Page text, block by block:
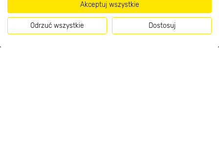
Akceptuj wszystkie
Odrzuć wszystkie Dostosuj
Dołącz do nas